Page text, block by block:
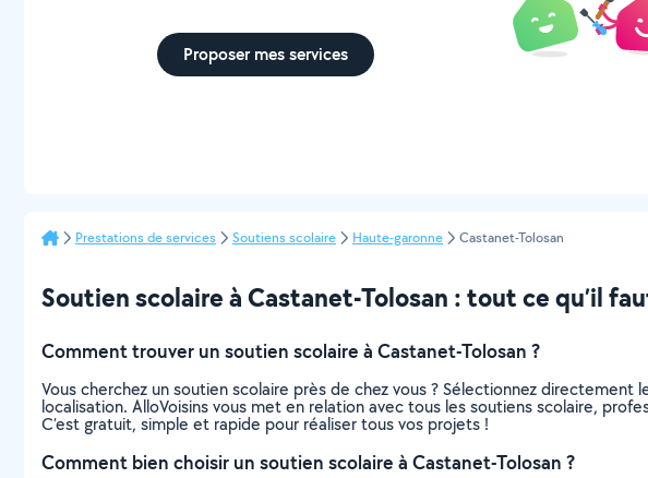
Proposer mes services
Prestations de services Soutiens scolaire Haute-garonne Castanet-Tolosan
Soutien scolaire à Castanet-Tolosan : tout ce qu’il
Comment trouver un soutien scolaire à Castanet-Tolosan ?
Vous cherchez un soutien scolaire près de chez vous ? Sélectionnez
localisation. AlloVoisins vous met en relation avec tous les soutiens scolaire,
C’est gratuit, simple et rapide pour réaliser tous vos projets !
Comment bien choisir un soutien scolaire à Castanet-Tolosan ?